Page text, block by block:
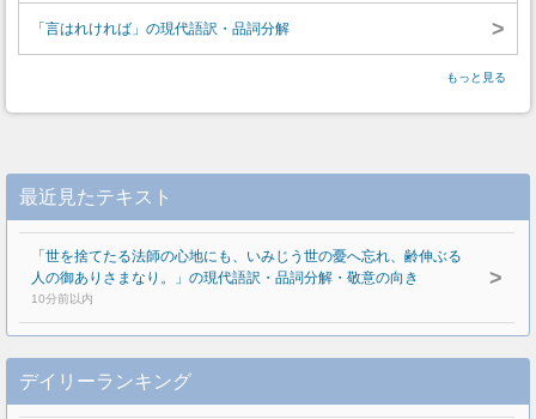
「言はれければ」の現代語訳・品詞分解 >
もっと見る
最近見たテキスト
「世を捨てたる法師の心地にも、いみじう世の憂へ忘れ、齢伸ぶる
人の御ありさまなり。」の現代語訳・品詞分解・敬意の向き
10分前以内
>
デイリーランキング